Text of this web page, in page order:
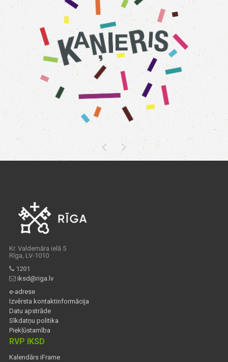
Kr. Valdemāra ielā 5
Rīga, LV-1010
1201
iksd@riga.lv
e-adrese
Izvērsta kontaktinformācija
Datu apstrāde
Sīkdatņu politika
Piekļūstamība
RVP IKSD
Kalendārs iFrame